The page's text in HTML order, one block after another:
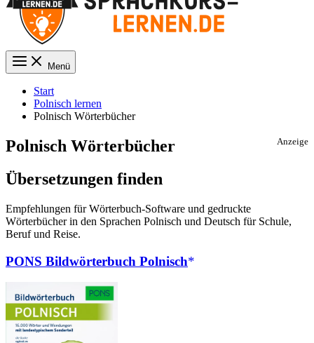
Menü
Start
Polnisch lernen
Polnisch Wörterbücher
Anzeige
Polnisch Wörterbücher
Übersetzungen finden
Empfehlungen für Wörterbuch-Software und gedruckte
Wörterbücher in den Sprachen Polnisch und Deutsch für Schule,
Beruf und Reise.
PONS Bildwörterbuch Polnisch